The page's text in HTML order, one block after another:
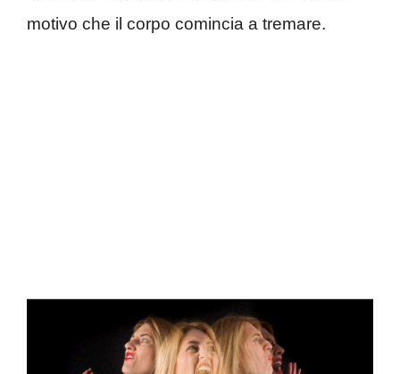
motivo che il corpo comincia a tremare.